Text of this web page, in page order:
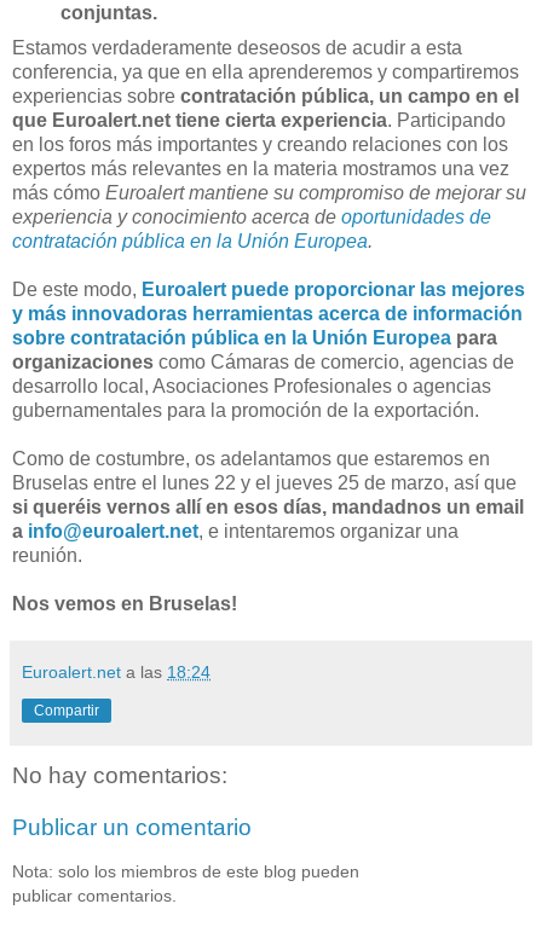
conjuntas.
Estamos verdaderamente deseosos de acudir a esta
conferencia, ya que en ella aprenderemos y compartiremos
experiencias sobre contratación pública, un campo en el
que Euroalert.net tiene cierta experiencia. Participando
en los foros más importantes y creando relaciones con los
expertos más relevantes en la materia mostramos una vez
más cómo Euroalert mantiene su compromiso de mejorar su
experiencia y conocimiento acerca de oportunidades de
contratación pública en la Unión Europea.
De este modo, Euroalert puede proporcionar las mejores
y más innovadoras herramientas acerca de información
sobre contratación pública en la Unión Europea para
organizaciones como Cámaras de comercio, agencias de
desarrollo local, Asociaciones Profesionales o agencias
gubernamentales para la promoción de la exportación.
Como de costumbre, os adelantamos que estaremos en
Bruselas entre el lunes 22 y el jueves 25 de marzo, así que
si queréis vernos allí en esos días, mandadnos un email
a info@euroalert.net, e intentaremos organizar una
reunión.
Nos vemos en Bruselas!
Euroalert.net a las 18:24
Compartir
No hay comentarios:
Publicar un comentario
Nota: solo los miembros de este blog pueden
publicar comentarios.